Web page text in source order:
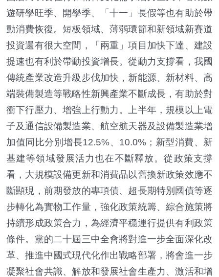
遊研學旺季、開學季、「十一」長假等也有助於帶
動消費恢復。短板領域、薄弱環節和新領域新賽道
投資還有很大空間，「兩重」項目加快下達、建設
提速也有利於帶動投資增長。從動力支撐看，我國
傳統產業改造升級步伐加快，新能源、新材料、高
端裝備製造等戰略性新興產業不斷成長，有助於對
衝下行壓力、增強上行動力。上半年，規模以上電
子及通信設備製造業、航空航天器及設備製造業增
加值同比分別增長12.5%、10.0%；新型消費、新
基建等領域發展活力也在不斷釋放。從政策支撐
看，大規模設備更新和消費品以舊換新政策效應不
斷顯現，前期發放的專項債、超長期特別國債等逐
步轉化為實物工作量，強化政策統籌、綜合施策將
持續形成政策合力，為經濟平穩運行提供有利政策
條件。黨的二十屆三中全會將對進一步全面深化改
革、推進中國式現代化作出戰略部署，將會進一步
凝聚社會共識、解放和發展社會生產力、激活和增